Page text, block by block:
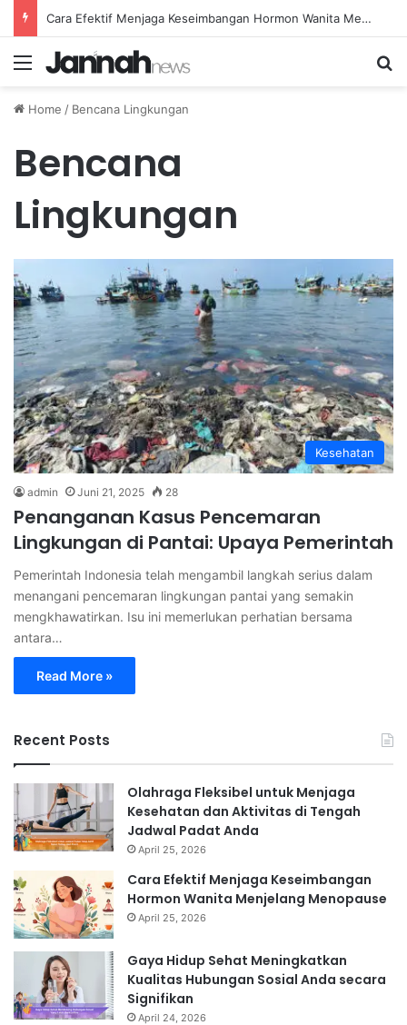
Cara Efektif Menjaga Keseimbangan Hormon Wanita Menjelang Menopause
Menu
Home / Bencana Lingkungan
Bencana
Lingkungan
Kesehatan
admin Juni 21, 2025 28
Penanganan Kasus Pencemaran
Lingkungan di Pantai: Upaya Pemerintah
Pemerintah Indonesia telah mengambil langkah serius dalam
menangani pencemaran lingkungan pantai yang semakin
mengkhawatirkan. Isu ini memerlukan perhatian bersama
antara…
Read More »
Recent Posts
Olahraga Fleksibel untuk Menjaga
Kesehatan dan Aktivitas di Tengah
Jadwal Padat Anda
April 25, 2026
Cara Efektif Menjaga Keseimbangan
Hormon Wanita Menjelang Menopause
April 25, 2026
Gaya Hidup Sehat Meningkatkan
Kualitas Hubungan Sosial Anda secara
Signifikan
April 24, 2026